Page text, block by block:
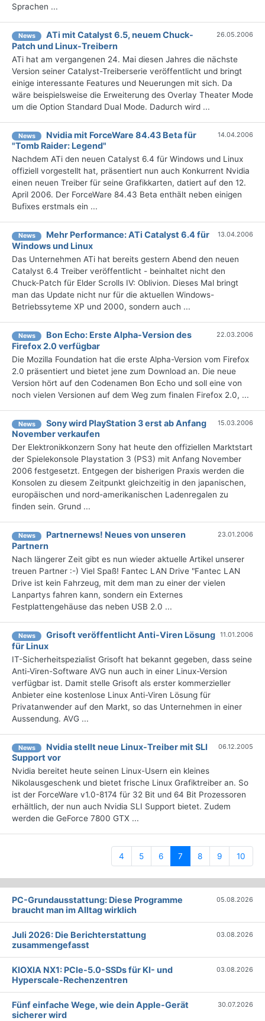
Sprachen ...
News
ATi mit Catalyst 6.5, neuem Chuck-
Patch und Linux-Treibern
26.05.2006
ATi hat am vergangenen 24. Mai diesen Jahres die nächste
Version seiner Catalyst-Treiberserie veröffentlicht und bringt
einige interessante Features und Neuerungen mit sich. Da
wäre beispielsweise die Erweiterung des Overlay Theater Mode
um die Option Standard Dual Mode. Dadurch wird ...
News
Nvidia mit ForceWare 84.43 Beta für
"Tomb Raider: Legend"
14.04.2006
Nachdem ATi den neuen Catalyst 6.4 für Windows und Linux
offiziell vorgestellt hat, präsentiert nun auch Konkurrent Nvidia
einen neuen Treiber für seine Grafikkarten, datiert auf den 12.
April 2006. Der ForceWare 84.43 Beta enthält neben einigen
Bufixes erstmals ein ...
News
Mehr Performance: ATi Catalyst 6.4 für
Windows und Linux
13.04.2006
Das Unternehmen ATi hat bereits gestern Abend den neuen
Catalyst 6.4 Treiber veröffentlicht - beinhaltet nicht den
Chuck-Patch für Elder Scrolls IV: Oblivion. Dieses Mal bringt
man das Update nicht nur für die aktuellen Windows-
Betriebssyteme XP und 2000, sondern auch ...
News
Bon Echo: Erste Alpha-Version des
Firefox 2.0 verfügbar
22.03.2006
Die Mozilla Foundation hat die erste Alpha-Version vom Firefox
2.0 präsentiert und bietet jene zum Download an. Die neue
Version hört auf den Codenamen Bon Echo und soll eine von
noch vielen Versionen auf dem Weg zum finalen Firefox 2.0, ...
News
Sony wird PlayStation 3 erst ab Anfang
November verkaufen
15.03.2006
Der Elektronikkonzern Sony hat heute den offiziellen Marktstart
der Spielekonsole Playstation 3 (PS3) mit Anfang November
2006 festgesetzt. Entgegen der bisherigen Praxis werden die
Konsolen zu diesem Zeitpunkt gleichzeitig in den japanischen,
europäischen und nord-amerikanischen Ladenregalen zu
finden sein. Grund ...
News
Partnernews! Neues von unseren
Partnern
23.01.2006
Nach längerer Zeit gibt es nun wieder aktuelle Artikel unserer
treuen Partner :-) Viel Spaß! Fantec LAN Drive "Fantec LAN
Drive ist kein Fahrzeug, mit dem man zu einer der vielen
Lanpartys fahren kann, sondern ein Externes
Festplattengehäuse das neben USB 2.0 ...
News
Grisoft veröffentlicht Anti-Viren Lösung
für Linux
11.01.2006
IT-Sicherheitspezialist Grisoft hat bekannt gegeben, dass seine
Anti-Viren-Software AVG nun auch in einer Linux-Version
verfügbar ist. Damit stelle Grisoft als erster kommerzieller
Anbieter eine kostenlose Linux Anti-Viren Lösung für
Privatanwender auf den Markt, so das Unternehmen in einer
Aussendung. AVG ...
News
Nvidia stellt neue Linux-Treiber mit SLI
Support vor
06.12.2005
Nvidia bereitet heute seinen Linux-Usern ein kleines
Nikolausgeschenk und bietet frische Linux Grafiktreiber an. So
ist der ForceWare v1.0-8174 für 32 Bit und 64 Bit Prozessoren
erhältlich, der nun auch Nvidia SLI Support bietet. Zudem
werden die GeForce 7800 GTX ...
4 5 6 7 (current)
8 9 10
PC-Grundausstattung: Diese Programme
braucht man im Alltag wirklich
05.08.2026
Juli 2026: Die Bericht­erstattung
zusammengefasst
03.08.2026
KIOXIA NX1: PCIe-5.0-SSDs für KI- und
Hyperscale-Rechenzentren
03.08.2026
Fünf einfache Wege, wie dein Apple-Gerät
sicherer wird
30.07.2026